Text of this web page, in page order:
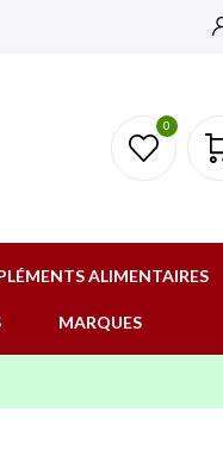
0
ALIMENTAIRES
MARQUES